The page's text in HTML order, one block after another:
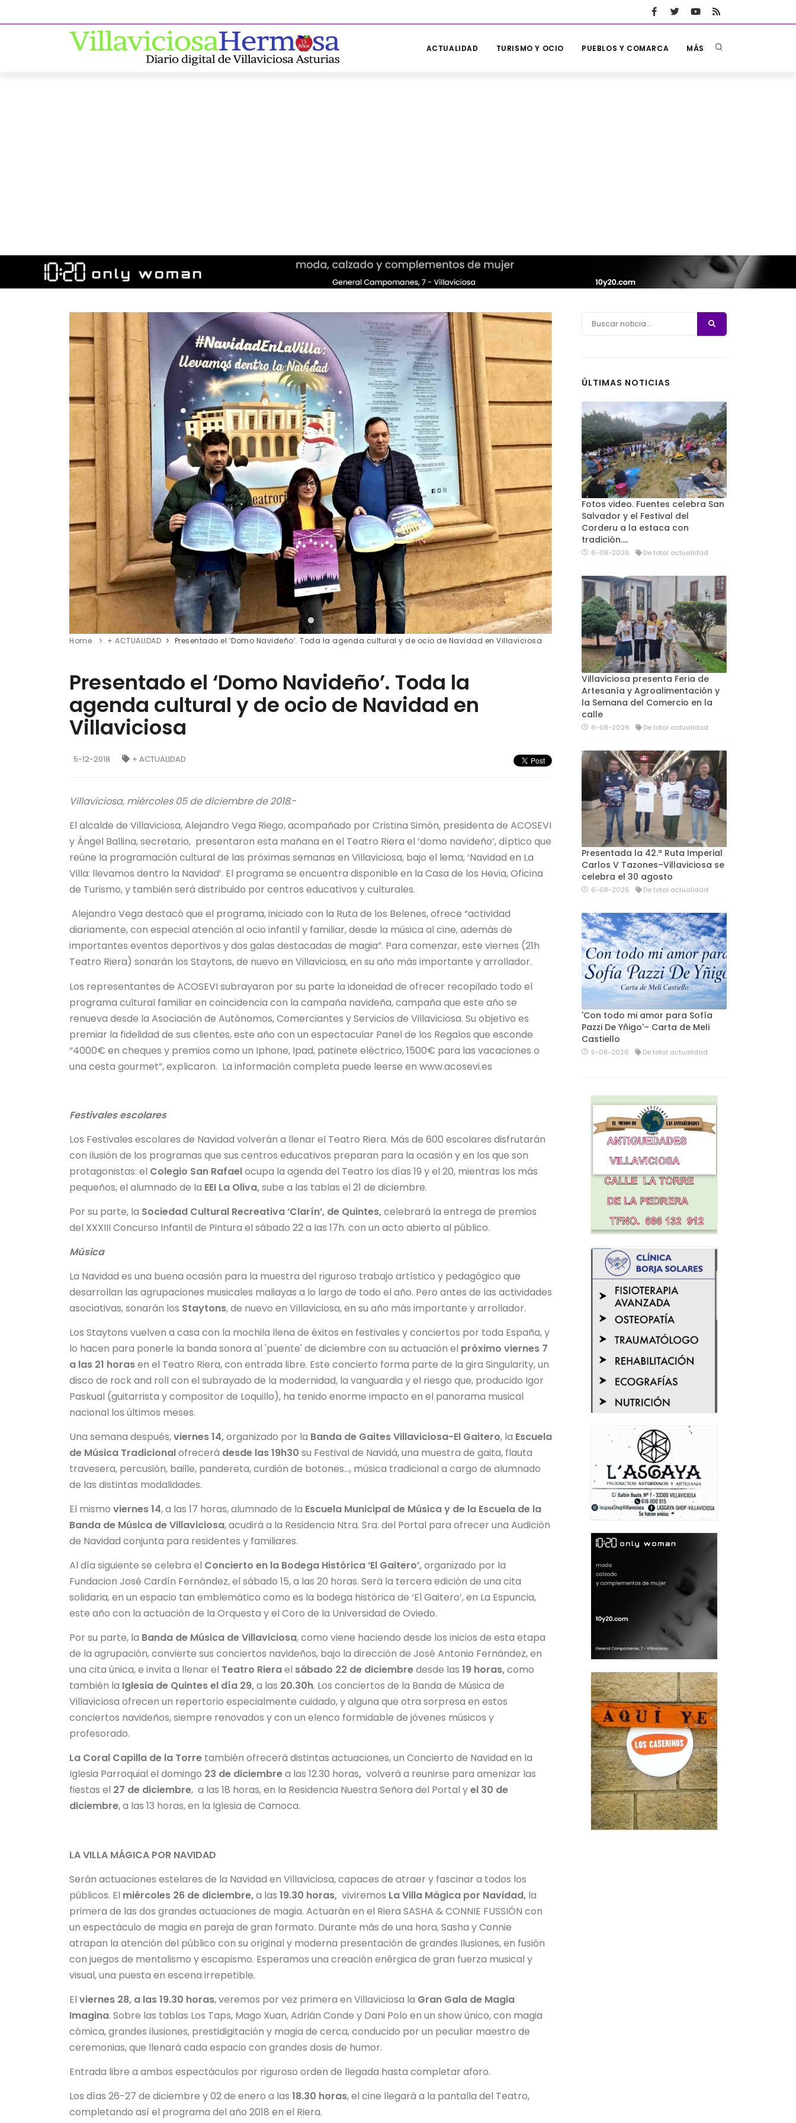
ACTUALIDAD TURISMO Y OCIO PUEBLOS Y COMARCA MÁS
Home + ACTUALIDAD Presentado el ‘Domo Navideño’. Toda la agenda cultural y de ocio de Navidad en Villaviciosa
Presentado el ‘Domo Navideño’. Toda la
agenda cultural y de ocio de Navidad en
Villaviciosa
5-12-2018 + ACTUALIDAD
Villaviciosa, miércoles 05 de diciembre de 2018.-
El alcalde de Villaviciosa, Alejandro Vega Riego, acompañado por Cristina Simón, presidenta de ACOSEVI
y Ángel Ballina, secretario, presentaron esta mañana en el Teatro Riera el ‘domo navideño’, díptico que
reúne la programación cultural de las próximas semanas en Villaviciosa, bajo el lema, ‘Navidad en La
Villa: llevamos dentro la Navidad’. El programa se encuentra disponible en la Casa de los Hevia, Oficina
de Turismo, y también será distribuido por centros educativos y culturales.
Alejandro Vega destacó que el programa, iniciado con la Ruta de los Belenes, ofrece “actividad
diariamente, con especial atención al ocio infantil y familiar, desde la música al cine, además de
importantes eventos deportivos y dos galas destacadas de magia”. Para comenzar, este viernes (21h
Teatro Riera) sonarán los Staytons, de nuevo en Villaviciosa, en su año más importante y arrollador.
Los representantes de ACOSEVI subrayaron por su parte la idoneidad de ofrecer recopilado todo el
programa cultural familiar en coincidencia con la campaña navideña, campaña que este año se
renueva desde la Asociación de Autónomos, Comerciantes y Servicios de Villaviciosa. Su objetivo es
premiar la fidelidad de sus clientes, este año con un espectacular Panel de los Regalos que esconde
“4000€ en cheques y premios como un Iphone, Ipad, patinete eléctrico, 1500€ para las vacaciones o
una cesta gourmet”, explicaron. La información completa puede leerse en www.acosevi.es
Festivales escolares
Los Festivales escolares de Navidad volverán a llenar el Teatro Riera. Más de 600 escolares disfrutarán
con ilusión de los programas que sus centros educativos preparan para la ocasión y en los que son
protagonistas: el Colegio San Rafaelocupa la agenda del Teatro los días 19 y el 20, mientras los más
pequeños, el alumnado de la EEI La Oliva,sube a las tablas el 21 de diciembre.
Por su parte, la Sociedad Cultural Recreativa ‘Clarín’, de Quintes,celebrará la entrega de premios
del XXXIII Concurso Infantil de Pintura el sábado 22 a las 17h. con un acto abierto al público.
Música
La Navidad es una buena ocasión para la muestra del riguroso trabajo artístico y pedagógico que
desarrollan las agrupaciones musicales maliayas a lo largo de todo el año. Pero antes de las actividades
asociativas, sonarán los Staytons, de nuevo en Villaviciosa, en su año más importante y arrollador.
Los Staytons vuelven a casa con la mochila llena de éxitos en festivales y conciertos por toda España, y
lo hacen para ponerle la banda sonora al 'puente' de diciembre con su actuación el próximo viernes 7
a las 21 horasen el Teatro Riera, con entrada libre. Este concierto forma parte de la gira Singularity, un
disco de rock and roll con el subrayado de la modernidad, la vanguardia y el riesgo que, producido Igor
Paskual (guitarrista y compositor de Loquillo), ha tenido enorme impacto en el panorama musical
nacional los últimos meses.
Una semana después,viernes 14,organizado por la Banda de Gaites Villaviciosa-El Gaitero, la Escuela
de Música Tradicionalofrecerá desde las 19h30 su Festival de Navidá, una muestra de gaita, flauta
travesera, percusión, baille, pandereta, curdión de botones…, música tradicional a cargo de alumnado
de las distintas modalidades.
El mismo viernes 14, a las 17 horas, alumnado de la Escuela Municipal de Música y de la Escuela de la
Banda de Música de Villaviciosa, acudirá a la Residencia Ntra. Sra. del Portal para ofrecer una Audición
de Navidad conjunta para residentes y familiares.
Al día siguiente se celebra el Concierto en la Bodega Histórica ‘El Gaitero’,organizado por la
Fundacion José Cardín Fernández, el sábado 15, a las 20 horas. Será la tercera edición de una cita
solidaria, en un espacio tan emblemático como es la bodega histórica de ‘El Gaitero’, en La Espuncia,
este año con la actuación de la Orquesta y el Coro de la Universidad de Oviedo.
Por su parte, la Banda de Música de Villaviciosa, como viene haciendo desde los inicios de esta etapa
de la agrupación, convierte sus conciertos navideños, bajo la dirección de José Antonio Fernández, en
una cita única, e invita a llenar el Teatro Rierael sábado 22 de diciembredesde las 19 horas,como
también la Iglesia de Quintes el día 29,a las 20.30h. Los conciertos de la Banda de Música de
Villaviciosa ofrecen un repertorio especialmente cuidado, y alguna que otra sorpresa en estos
conciertos navideños, siempre renovados y con un elenco formidable de jóvenes músicos y
profesorado.
La Coral Capilla de la Torre también ofrecerá distintas actuaciones, un Concierto de Navidad en la
Iglesia Parroquial el domingo 23 de diciembrea las 12.30 horas, volverá a reunirse para amenizar las
fiestas el 27 de diciembre, a las 18 horas, en la Residencia Nuestra Señora del Portal yel 30 de
diciembre, a las 13 horas, en la Iglesia de Camoca.
LA VILLA MÁGICA POR NAVIDAD
Serán actuaciones estelares de la Navidad en Villaviciosa, capaces de atraer y fascinar a todos los
públicos. El miércoles 26 de diciembre,a las 19.30 horas, viviremos La Villa Mágica por Navidad, la
primera de las dos grandes actuaciones de magia. Actuarán en el Riera SASHA & CONNIE FUSSIÓN con
un espectáculo de magia en pareja de gran formato. Durante más de una hora, Sasha y Connie
atrapan la atención del público con su original y moderna presentación de grandes Ilusiones, en fusión
con juegos de mentalismo y escapismo. Esperamos una creación enérgica de gran fuerza musical y
visual, una puesta en escena irrepetible.
El viernes 28, a las 19.30 horas, veremos por vez primera en Villaviciosa la Gran Gala de Magia
Imagina. Sobre las tablas Los Taps, Mago Xuan, Adrián Conde y Dani Polo en un show único, con magia
cómica, grandes ilusiones, prestidigitación y magia de cerca, conducido por un peculiar maestro de
ceremonias, que llenará cada espacio con grandes dosis de humor.
Entrada libre a ambos espectáculos por riguroso orden de llegada hasta completar aforo.
Los días 26-27 de diciembre y 02 de enero a las 18.30 horas, el cine llegará a la pantalla del Teatro,
completando así el programa del año 2018 en el Riera.
ÚLTIMAS NOTICIAS
Fotos video. Fuentes celebra San
Salvador y el Festival del
Corderu a la estaca con
tradición....
6-08-2026 De total actualidad
Villaviciosa presenta Feria de
Artesanía y Agroalimentación y
la Semana del Comercio en la
calle
6-08-2026 De total actualidad
Presentada la 42.ª Ruta Imperial
Carlos V Tazones–Villaviciosa se
celebra el 30 agosto
6-08-2026 De total actualidad
'Con todo mi amor para Sofía
Pazzi De Yñigo'– Carta de Meli
Castiello
5-08-2026 De total actualidad